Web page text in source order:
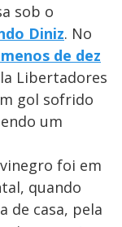
sob o
Diniz. No
de dez
Libertadores
gol sofrido
um
foi em
quando
de casa, pela